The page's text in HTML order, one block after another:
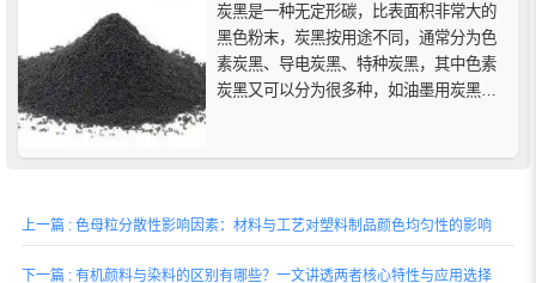
炭黑是一种无定形碳，比表面积非常大的
黑色粉末，炭黑按用途不同，通常分为色
素炭黑、导电炭黑、特种炭黑，其中色素
炭黑又可以分为很多种，如油墨用炭黑、
上一篇 : 色母粒分散性影响因素：材料与工艺对塑料制品颜色均匀性的影响
下一篇 : 有机颜料与染料的区别有哪些？一文讲透两者核心特性与应用选择